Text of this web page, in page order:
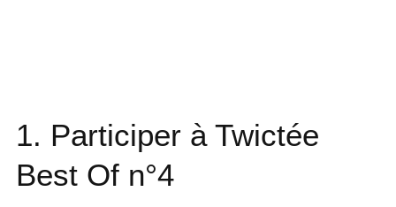
1. Participer à Twictée
Best Of n°4